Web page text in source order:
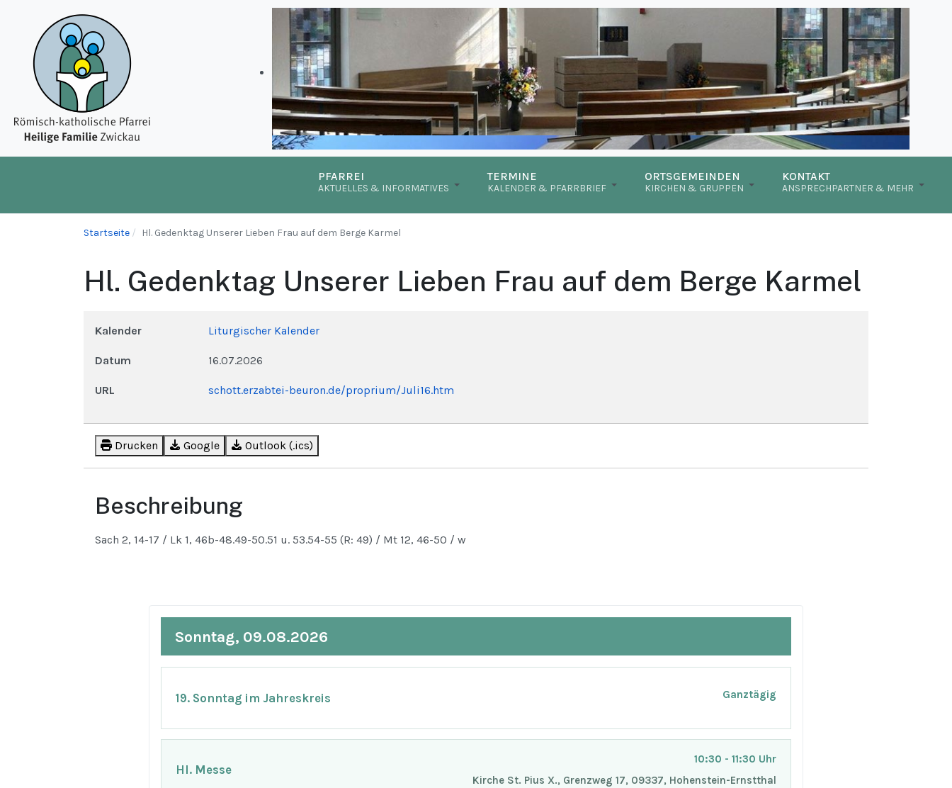
PFARREI
AKTUELLES & INFORMATIVES
TERMINE
KALENDER & PFARRBRIEF
ORTSGEMEINDEN
KIRCHEN & GRUPPEN
KONTAKT
ANSPRECHPARTNER & MEHR
Startseite Hl. Gedenktag Unserer Lieben Frau auf dem Berge Karmel
Hl. Gedenktag Unserer Lieben Frau auf dem Berge Karmel
Kalender Liturgischer Kalender
Datum 16.07.2026
URL schott.erzabtei-beuron.de/proprium/Juli16.htm
Drucken Google Outlook (.ics)
Beschreibung
Sach 2, 14-17 / Lk 1, 46b-48.49-50.51 u. 53.54-55 (R: 49) / Mt 12, 46-50 / w
Sonntag, 09.08.2026
19. Sonntag im Jahreskreis Ganztägig
Hl. Messe
10:30 - 11:30 Uhr
Kirche St. Pius X., Grenzweg 17, 09337, Hohenstein-Ernstthal